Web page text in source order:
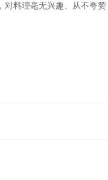
对料理毫无兴趣、从不夸赞